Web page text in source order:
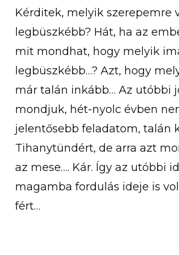
Kérditek, melyik szerepemre
legbüszkébb? Hát, ha az
mit mondhat, hogy melyik
legbüszkébb…? Azt, hogy
már talán inkább… Az utóbbi
mondjuk, hét-nyolc évben
jelentősebb feladatom, talán
Tihanytündért, de arra azt
az mese…. Kár. Így az utóbbi
magamba fordulás ideje is
fért…